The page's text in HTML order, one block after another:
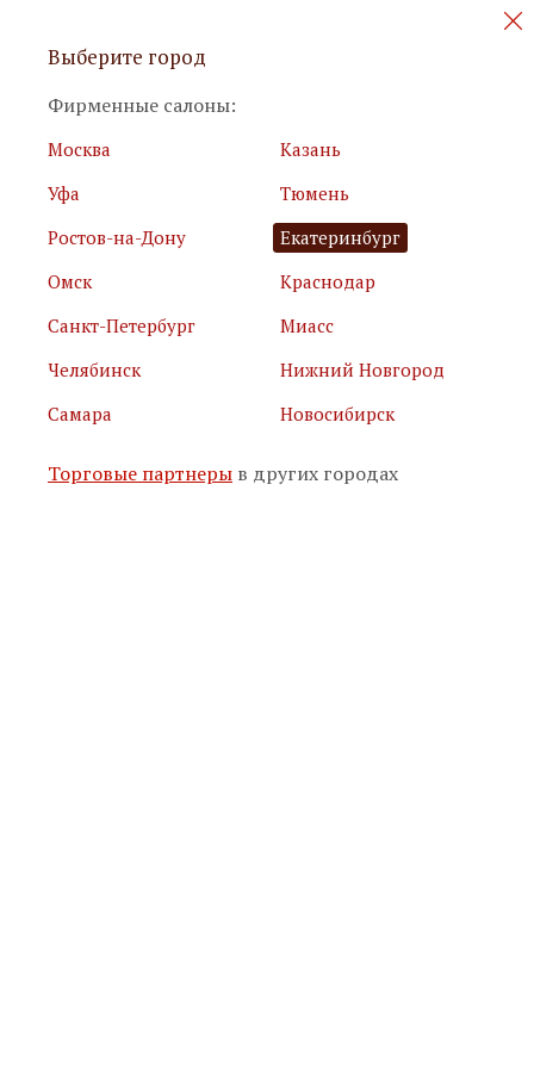
Персональные акции и новинки
Я принимаю
условия использования сайта
Я соглашаюсь сполитикой обработки персональных
Подписаться
Выберите город
Фирменные салоны:
Москва
Казань
Уфа
Тюмень
Ростов-на-Дону
Екатеринбург
Омск
Краснодар
Санкт-Петербург
Миасс
Челябинск
Нижний Новгород
Самара
Новосибирск
Торговые партнеры в других городах